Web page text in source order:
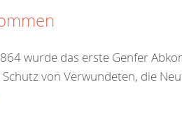
wurde das erste Genfer
von Verwundeten, die